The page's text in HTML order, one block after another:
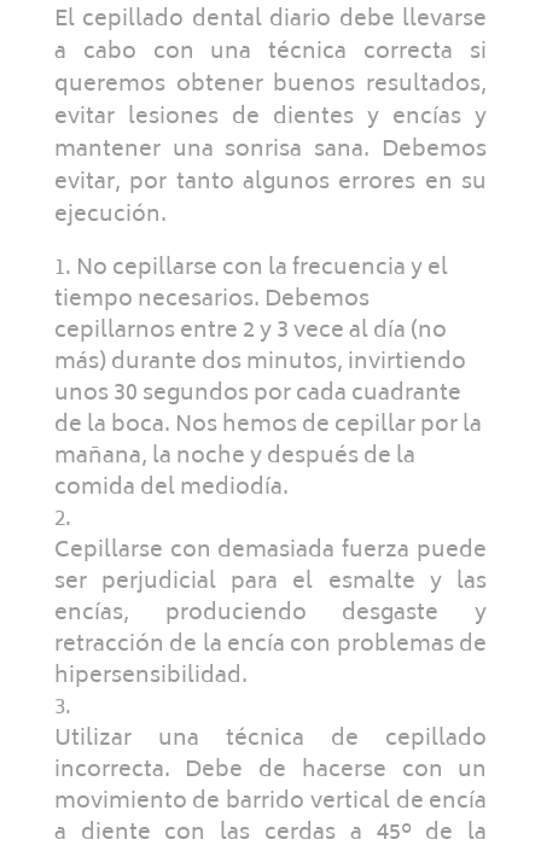
El cepillado dental diario debe llevarse
a cabo con una técnica correcta si
queremos obtener buenos resultados,
evitar lesiones de dientes y encías y
mantener una sonrisa sana. Debemos
evitar, por tanto algunos errores en su
ejecución.
No cepillarse con la frecuencia y el
tiempo necesarios. Debemos
cepillarnos entre 2 y 3 vece al día (no
más) durante dos minutos, invirtiendo
unos 30 segundos por cada cuadrante
de la boca. Nos hemos de cepillar por la
mañana, la noche y después de la
comida del mediodía.
Cepillarse con demasiada fuerza puede
ser perjudicial para el esmalte y las
encías, produciendo desgaste y
retracción de la encía con problemas de
hipersensibilidad.
Utilizar una técnica de cepillado
incorrecta. Debe de hacerse con un
movimiento de barrido vertical de encía
a diente con las cerdas a 45º de la